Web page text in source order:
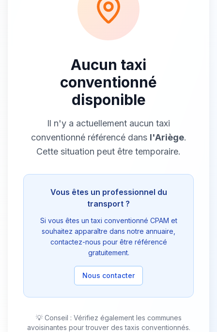
Aucun taxi
conventionné
disponible
Il n'y a actuellement aucun taxi
conventionné référencé dans l'Ariège.
Cette situation peut être temporaire.
Vous êtes un professionnel du
transport ?
Si vous êtes un taxi conventionné CPAM et
souhaitez apparaître dans notre annuaire,
contactez-nous pour être référencé
gratuitement.
Nous contacter
💡 Conseil : Vérifiez également les communes
avoisinantes pour trouver des taxis conventionnés.